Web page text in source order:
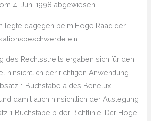
4. Juni 1998 abgewiesen.
legte dagegen beim Hoge Raad der
ein.
des Rechtsstreits ergaben sich für den
hinsichtlich der richtigen Anwendung
1 Buchstabe a des Benelux-
damit auch hinsichtlich der Auslegung
1 Buchstabe b der Richtlinie. Der Hoge